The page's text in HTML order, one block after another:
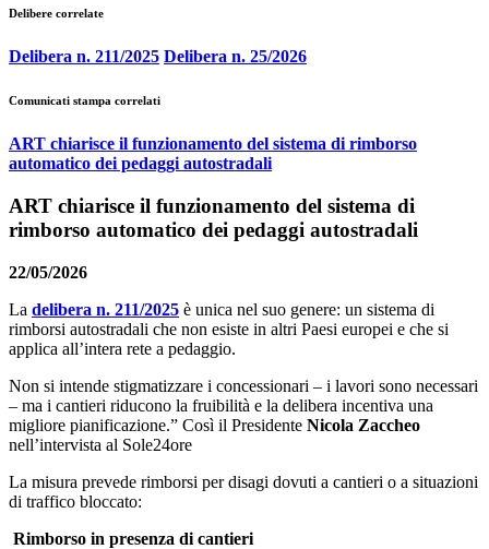
Delibere correlate
Delibera n. 211/2025 Delibera n. 25/2026
Comunicati stampa correlati
ART chiarisce il funzionamento del sistema di rimborso
automatico dei pedaggi autostradali
ART chiarisce il funzionamento del sistema di
rimborso automatico dei pedaggi autostradali
22/05/2026
La delibera n. 211/2025 è unica nel suo genere: un sistema di
rimborsi autostradali che non esiste in altri Paesi europei e che si
applica all’intera rete a pedaggio.
Non si intende stigmatizzare i concessionari – i lavori sono necessari
– ma i cantieri riducono la fruibilità e la delibera incentiva una
migliore pianificazione.” Così il Presidente Nicola Zaccheo
nell’intervista al Sole24ore
La misura prevede rimborsi per disagi dovuti a cantieri o a situazioni
di traffico bloccato:
Rimborso in presenza di cantieri